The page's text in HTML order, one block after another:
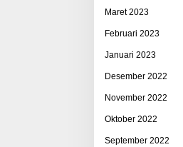
Maret 2023
Februari 2023
Januari 2023
Desember 2022
November 2022
Oktober 2022
September 2022